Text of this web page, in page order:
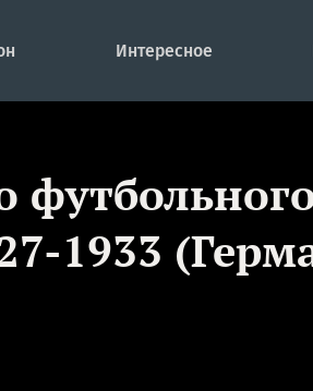
Интересное
1933